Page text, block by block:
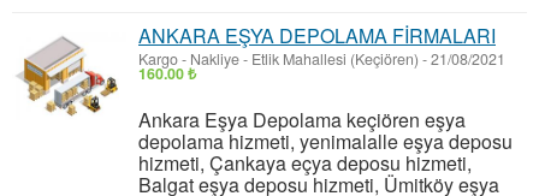
ANKARA EŞYA DEPOLAMA FİRMALARI
Kargo - Nakliye- Etlik Mahallesi (Keçiören) -21/08/2021
160.00 ₺
Ankara Eşya Depolama keçiören eşya
depolama hizmeti, yenimalalle eşya deposu
hizmeti, Çankaya eçya deposu hizmeti,
Balgat eşya deposu hizmeti, Ümitköy eşya